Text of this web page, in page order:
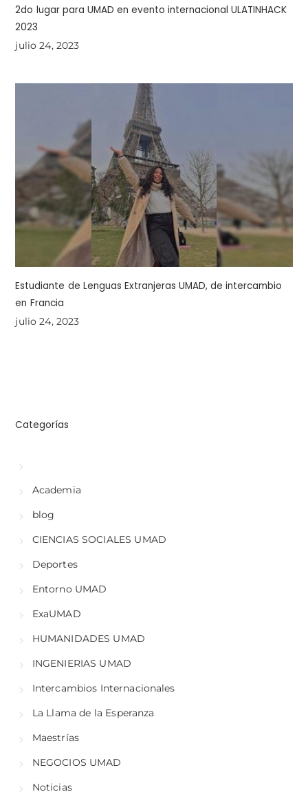
2do lugar para UMAD en evento internacional ULATINHACK
2023
julio 24, 2023
Estudiante de Lenguas Extranjeras UMAD, de intercambio
en Francia
julio 24, 2023
Categorías
Academia
blog
CIENCIAS SOCIALES UMAD
Deportes
Entorno UMAD
ExaUMAD
HUMANIDADES UMAD
INGENIERIAS UMAD
Intercambios Internacionales
La Llama de la Esperanza
Maestrías
NEGOCIOS UMAD
Noticias